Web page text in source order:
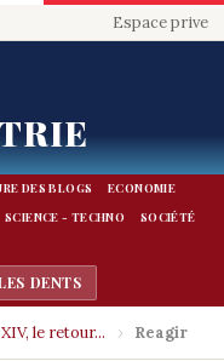
Espace prive
DES BLOGS
ECONOMIE
SCIENCE - TECHNO
SOCIÉTÉ
le retour... › Reagir